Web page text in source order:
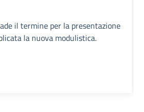
il termine per la presentazione
la nuova modulistica.